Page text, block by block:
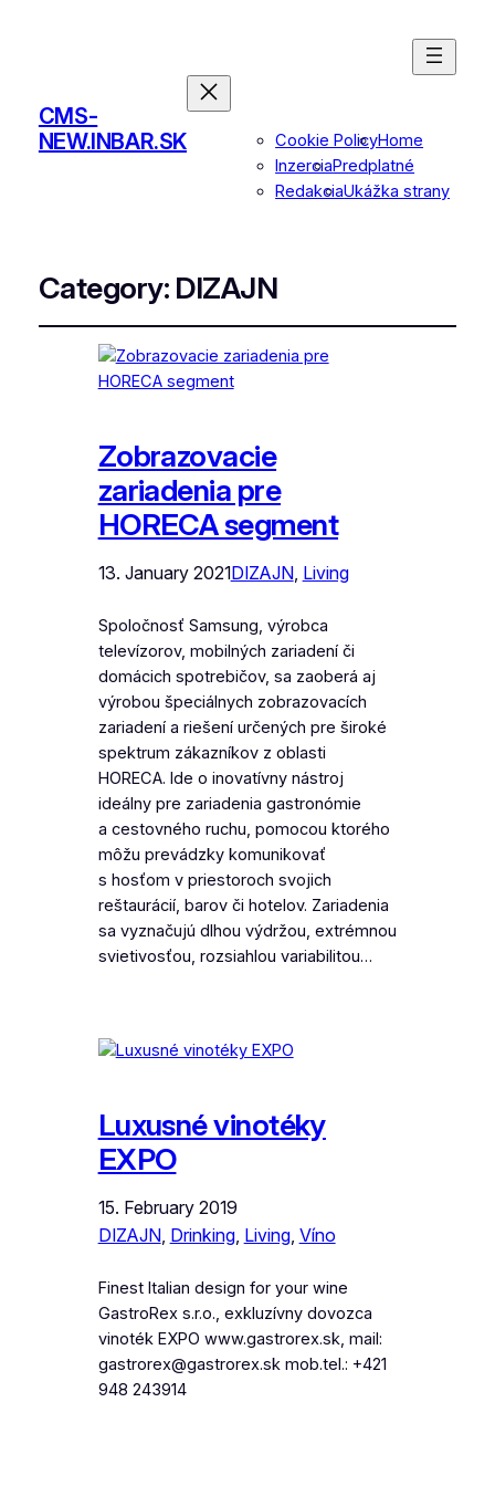
CMS-
NEW.INBAR.SK
Cookie PolicyHome
InzerciaPredplatné
RedakciaUkážka strany
Category: DIZAJN
Zobrazovacie
zariadenia pre
HORECA segment
13. January 2021DIZAJN, Living
Spoločnosť Samsung, výrobca
televízorov, mobilných zariadení či
domácich spotrebičov, sa zaoberá aj
výrobou špeciálnych zobrazovacích
zariadení a riešení určených pre široké
spektrum zákazníkov z oblasti
HORECA. Ide o inovatívny nástroj
ideálny pre zariadenia gastronómie
a cestovného ruchu, pomocou ktorého
môžu prevádzky komunikovať
s hosťom v priestoroch svojich
reštaurácií, barov či hotelov. Zariadenia
sa vyznačujú dlhou výdržou, extrémnou
svietivosťou, rozsiahlou variabilitou…
Luxusné vinotéky
EXPO
15. February 2019
DIZAJN, Drinking, Living, Víno
Finest Italian design for your wine
GastroRex s.r.o., exkluzívny dovozca
vinoték EXPO www.gastrorex.sk, mail:
gastrorex@gastrorex.sk mob.tel.: +421
948 243914